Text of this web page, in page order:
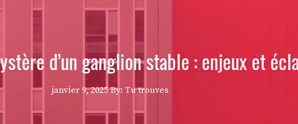
d’un ganglion stable : enjeux et
janvier 9, 2025 By: Tu trouves